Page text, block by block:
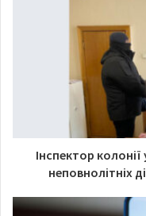
Інспектор
неповнолітніх